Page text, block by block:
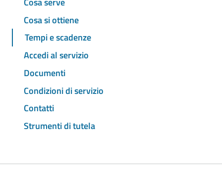
Cosa si ottiene
Tempi e scadenze
Accedi al servizio
Documenti
Condizioni di servizio
Contatti
Strumenti di tutela